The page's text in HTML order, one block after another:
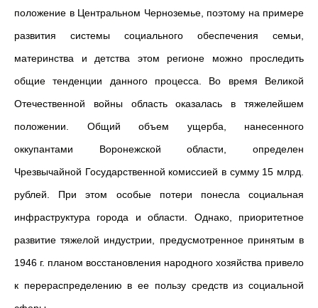
положение в Центральном Черноземье, поэтому на примере
развития системы социального обеспечения семьи,
материнства и детства этом регионе можно проследить
общие тенденции данного процесса. Во время Великой
Отечественной войны область оказалась в тяжелейшем
положении. Общий объем ущерба, нанесенного
оккупантами Воронежской области, определен
Чрезвычайной Государственной комиссией в сумму 15 млрд.
рублей. При этом особые потери понесла социальная
инфраструктура города и области. Однако, приоритетное
развитие тяжелой индустрии, предусмотренное принятым в
1946 г. планом восстановления народного хозяйства привело
к перераспределению в ее пользу средств из социальной